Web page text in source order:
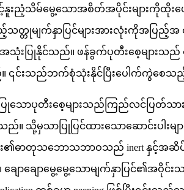
းညံ့သိမ်မွေ့သောအစိတ်အပိုင်းများကိုထိုးဖ
ည့်သတ္တုမျက်နှာပြင်များအားလုံးကိုအပြ
ပြုနိုင်သည်။ ဖန်ခွက်ပုတီးစေ့များသည်
ည်။ ၎င်းသည်ဘက်စုံသုံးနိုင်ပြီးပေါက်ကွဲ
သောပုတီးစေ့များသည်ကြည်လင်ပြတ်သား
။ သို့မှသာပြုပြင်ထားသောဆောင်းပါ
၏ဓာတုသဘောသဘာဝသည် inert နှင့်အဆိ
ချောချောမွေ့မွေ့သောမျက်နှာပြင်၏